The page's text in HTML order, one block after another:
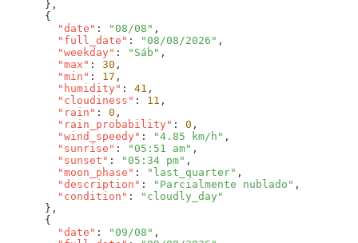
        "date"
: "08/08"
        "full_date"
: "08/08/2026"
        "weekday"
: "Sáb"
        "max"
: 30
        "min"
: 17
        "humidity"
: 41
        "cloudiness"
: 11
        "rain"
: 0
        "rain_probability"
: 0
        "wind_speedy"
: "4.85 km/h"
        "sunrise"
: "05:51 am"
        "sunset"
: "05:34 pm"
        "moon_phase"
: "last_quarter"
        "description"
: "Parcialmente nublado"
        "condition"
:
        "date"
: "09/08"